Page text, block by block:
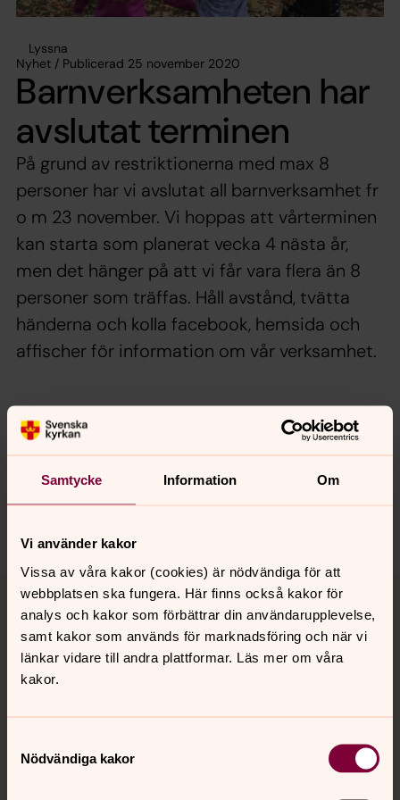
Samtycke Information Om
Vi använder kakor
Vissa av våra kakor (cookies) är nödvändiga för att
webbplatsen ska fungera. Här finns också kakor för
analys och kakor som förbättrar din användarupplevelse,
samt kakor som används för marknadsföring och när vi
länkar vidare till andra plattformar. Läs mer om våra
kakor.
Nödvändiga kakor
Lyssna
Nyhet / Publicerad 25 november 2020
Barnverksamheten har
avslutat terminen
På grund av restriktionerna med max 8
personer har vi avslutat all barnverksamhet fr
o m 23 november. Vi hoppas att vårterminen
kan starta som planerat vecka 4 nästa år,
men det hänger på att vi får vara flera än 8
personer som träffas. Håll avstånd, tvätta
händerna och kolla facebook, hemsida och
affischer för information om vår verksamhet.
Synpunkter eller frågor på sidans
nora.tarnsjo.forsamling@svenskakyrkan.se
Tillbaka till toppen
Tillbaka till innehållet
Kontakt